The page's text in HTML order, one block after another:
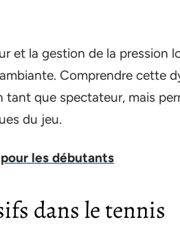
et la gestion de la pression
Comprendre cette
tant que spectateur, mais
du jeu.
les débutants
dans le tennis